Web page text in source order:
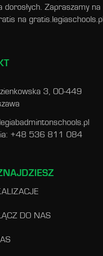
dorosłych. Zapraszamy na
na gratis.legiaschools.pl
3, 00-449
+48 536 811 084
DO NAS